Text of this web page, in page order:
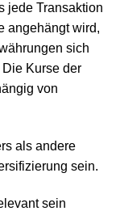
jede Transaktion
angehängt wird,
sich
Die Kurse der
von
als andere
sein.
sein